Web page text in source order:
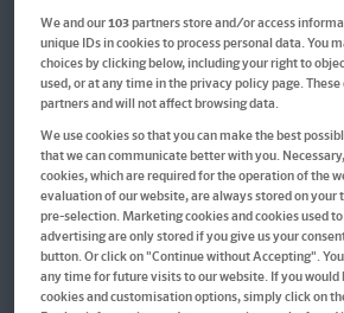
Im Buch blättern
Klett Startklar für
We and our103partners store and/or access
unique IDs in cookies to process personal data. You
choices by clicking below, including your right to
used, or at any time in the privacy policy page.
partners and will not affect browsing data.
We use cookies so that you can make the best
that we can communicate better with you.
cookies, which are required for the operation of the
evaluation of our website, are always stored on your
pre-selection. Marketing cookies and cookies used
advertising are only stored if you give us your
button. Or click on "Continue without Accepting".
any time for future visits to our website. If you
cookies and customisation options, simply click on